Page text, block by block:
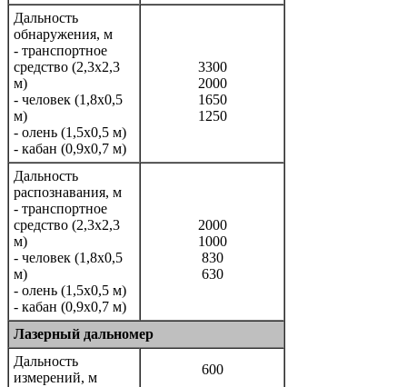
Дальность
обнаружения, м
- транспортное
средство (2,3x2,3
м)
- человек (1,8x0,5
м)
- олень (1,5x0,5 м)
- кабан (0,9x0,7 м)
3300
2000
1650
1250
Дальность
распознавания, м
- транспортное
средство (2,3x2,3
м)
- человек (1,8x0,5
м)
- олень (1,5x0,5 м)
- кабан (0,9x0,7 м)
2000
1000
830
630
Лазерный дальномер
Дальность
измерений, м
600